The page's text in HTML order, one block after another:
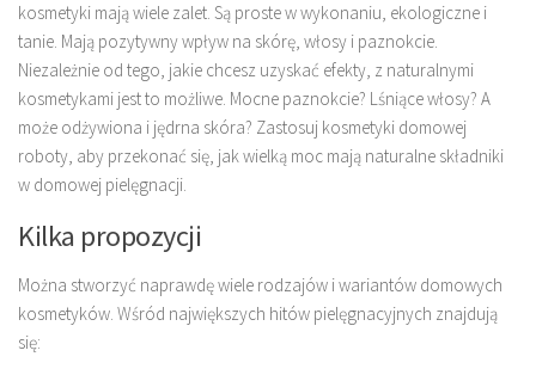
kosmetyki mają wiele zalet. Są proste w wykonaniu, ekologiczne i
tanie. Mają pozytywny wpływ na skórę, włosy i paznokcie.
Niezależnie od tego, jakie chcesz uzyskać efekty, z naturalnymi
kosmetykami jest to możliwe. Mocne paznokcie? Lśniące włosy? A
może odżywiona i jędrna skóra? Zastosuj kosmetyki domowej
roboty, aby przekonać się, jak wielką moc mają naturalne składniki
w domowej pielęgnacji.
Kilka propozycji
Można stworzyć naprawdę wiele rodzajów i wariantów domowych
kosmetyków. Wśród największych hitów pielęgnacyjnych znajdują
się: